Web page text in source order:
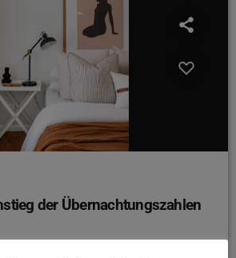
der Übernachtungszahlen